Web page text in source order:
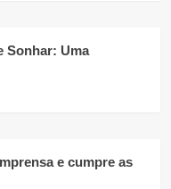
Sonhar: Uma
e cumpre as